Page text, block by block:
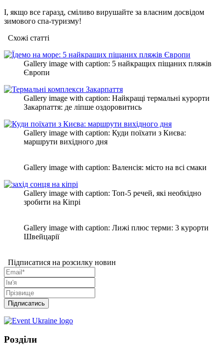
І, якщо все гаразд, сміливо вирушайте за власним досвідом
зимового спа-туризму!
Схожі статтi
Gallery image with caption: 5 найкращих піщаних пляжів
Європи
Gallery image with caption: Найкращі термальні курорти
Закарпаття: де ліпше оздоровитись
Gallery image with caption: Куди поїхати з Києва:
маршрути вихідного дня
Gallery image with caption: Валенсія: місто на всі смаки
Gallery image with caption: Топ-5 речей, які необхідно
зробити на Кіпрі
Gallery image with caption: Лижі плюс терми: 3 курорти
Швейцарії
Підписатися на розсилку новин
Розділи